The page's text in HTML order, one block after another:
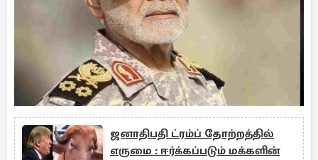
ஜனாதிபதி ட்ரம்ப் தோற்றத்தில்
எருமை : ஈர்க்கப்படும் மக்களின்